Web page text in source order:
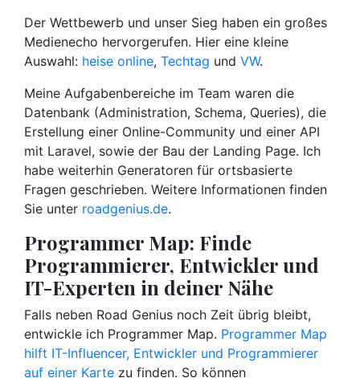
Der Wettbewerb und unser Sieg haben ein großes
Medienecho hervorgerufen. Hier eine kleine
Auswahl: heise online, Techtag und VW.
Meine Aufgabenbereiche im Team waren die
Datenbank (Administration, Schema, Queries), die
Erstellung einer Online-Community und einer API
mit Laravel, sowie der Bau der Landing Page. Ich
habe weiterhin Generatoren für ortsbasierte
Fragen geschrieben. Weitere Informationen finden
Sie unter roadgenius.de.
Programmer Map: Finde
Programmierer, Entwickler und
IT-Experten in deiner Nähe
Falls neben Road Genius noch Zeit übrig bleibt,
entwickle ich Programmer Map. Programmer Map
hilft IT-Influencer, Entwickler und Programmierer
auf einer Karte zu finden. So können